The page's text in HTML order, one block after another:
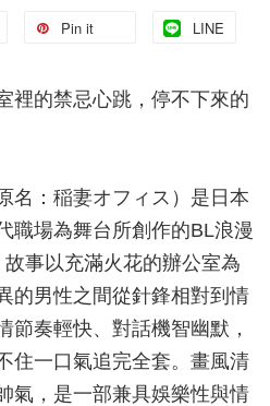
Pin it LINE
的禁忌心跳，停不下來的
名：稲妻オフィス）是日本
職場為舞台所創作的BL浪漫
事以充滿火花的辦公室為
的男性之間從針鋒相對到情
節奏輕快、對話機智幽默，
住一口氣追完全套。畫風清
氣，是一部兼具娛樂性與情